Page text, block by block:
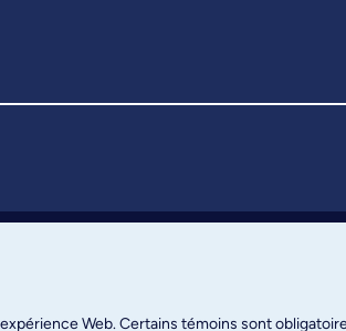
Web. Certains témoins sont